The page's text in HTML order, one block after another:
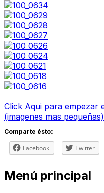
Click Aqui para empezar
(imagenes mas pequeñas)
Comparte ésto:
Facebook Twitter
Menú principal